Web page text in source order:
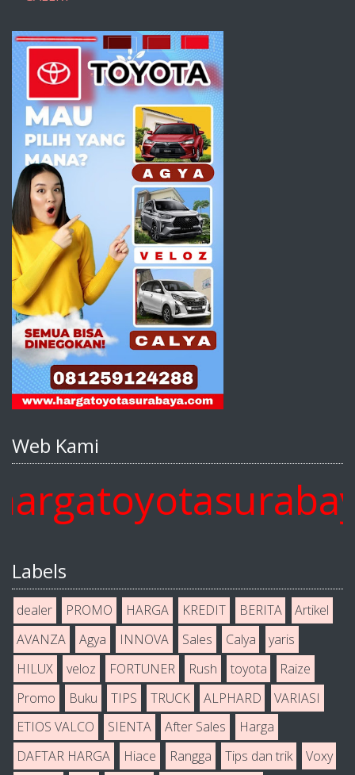
Web Kami
Labels
dealer PROMO HARGA KREDIT BERITA
Artikel
AVANZA
Agya INNOVA Sales Calya
yaris
HILUX
veloz FORTUNER Rush toyota
Raize
Promo
Buku TIPS TRUCK ALPHARD
VARIASI
ETIOS VALCO
SIENTA After Sales
Harga
DAFTAR HARGA
Hiace Rangga Tips dan trik
Voxy